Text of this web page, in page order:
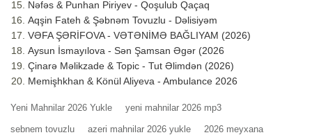
Nəfəs & Punhan Piriyev - Qoşulub Qaçaq
Aqşin Fateh & Şəbnəm Tovuzlu - Dəlisiyəm
VƏFA ŞƏRİFOVA - VƏTƏNİMƏ BAĞLIYAM (2026)
Aysun İsmayılova - Sən Şamsan Əgər (2026
Çinarə Məlikzade & Topic - Tut Əlimdən (2026)
Memişhkhan & Könül Aliyeva - Ambulance 2026
Yeni Mahnilar 2026 Yukle yeni mahnilar 2026 mp3
sebnem tovuzlu azeri mahnilar 2026 yukle 2026 meyxana